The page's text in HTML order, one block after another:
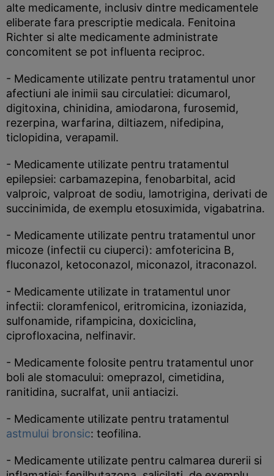
alte medicamente, inclusiv dintre medicamentele
eliberate fara prescriptie medicala. Fenitoina
Richter si alte medicamente administrate
concomitent se pot influenta reciproc.
- Medicamente utilizate pentru tratamentul unor
afectiuni ale inimii sau circulatiei: dicumarol,
digitoxina, chinidina, amiodarona, furosemid,
rezerpina, warfarina, diltiazem, nifedipina,
ticlopidina, verapamil.
- Medicamente utilizate pentru tratamentul
epilepsiei: carbamazepina, fenobarbital, acid
valproic, valproat de sodiu, lamotrigina, derivati de
succinimida, de exemplu etosuximida, vigabatrina.
- Medicamente utilizate pentru tratamentul unor
micoze (infectii cu ciuperci): amfotericina B,
fluconazol, ketoconazol, miconazol, itraconazol.
- Medicamente utilizate in tratamentul unor
infectii: cloramfenicol, eritromicina, izoniazida,
sulfonamide, rifampicina, doxiciclina,
ciprofloxacina, nelfinavir.
- Medicamente folosite pentru tratamentul unor
boli ale stomacului: omeprazol, cimetidina,
ranitidina, sucralfat, unii antiacizi.
- Medicamente utilizate pentru tratamentul
astmului bronsic: teofilina.
- Medicamente utilizate pentru calmarea durerii si